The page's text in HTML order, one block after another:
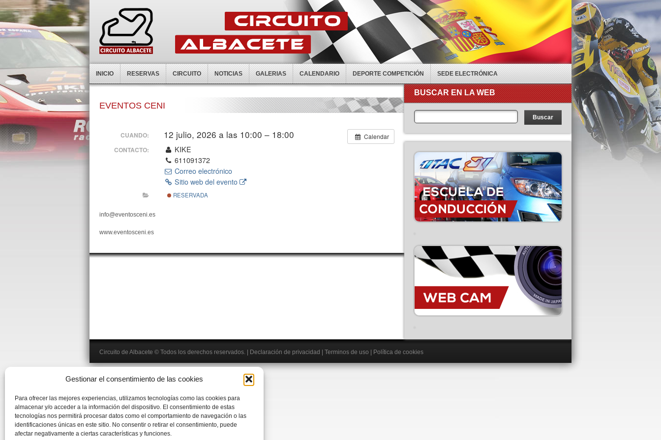
Gestionar el consentimiento de las cookies
Para ofrecer las mejores experiencias, utilizamos tecnologías como las cookies para
almacenar y/o acceder a la información del dispositivo. El consentimiento de estas
tecnologías nos permitirá procesar datos como el comportamiento de navegación o las
identificaciones únicas en este sitio. No consentir o retirar el consentimiento, puede
afectar negativamente a ciertas características y funciones.
INICIO RESERVAS CIRCUITO NOTICIAS GALERIAS CALENDARIO DEPORTE COMPETICIÓN SEDE ELECTRÓNICA
EVENTOS CENI
Calendar
CUANDO: 12 julio, 2026 a las 10:00 – 18:00
CONTACTO:
KIKE
611091372
Correo electrónico
Sitio web del evento
RESERVADA
info@eventosceni.es
www.eventosceni.es
BUSCAR EN LA WEB
Circuito de Albacete © Todos los derechos reservados. Declaración de privacidad Terminos de uso Política de cookies